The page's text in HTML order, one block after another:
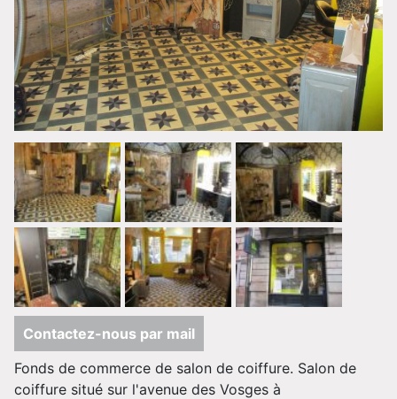
Contactez-nous par mail
Fonds de commerce de salon de coiffure. Salon de
coiffure situé sur l'avenue des Vosges à